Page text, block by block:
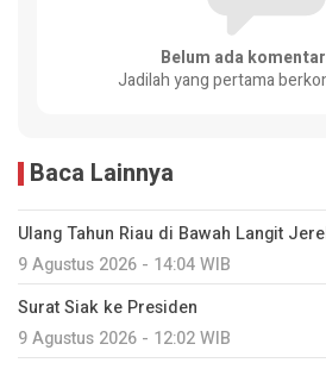
Belum ada
Jadilah yang pertama
Baca Lainnya
Ulang Tahun Riau di Bawah Langit
9 Agustus 2026 - 14:04 WIB
Surat Siak ke Presiden
9 Agustus 2026 - 12:02 WIB